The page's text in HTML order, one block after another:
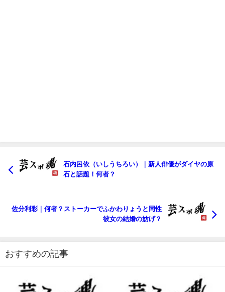
石内呂依（いしうちろい）｜新人俳優がダイヤの原
石と話題！何者？
佐分利彩｜何者？ストーカーでふかわりょうと同性
彼女の結婚の妨げ？
おすすめの記事